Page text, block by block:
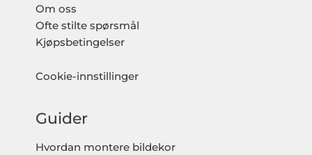
Om oss
Ofte stilte spørsmål
Kjøpsbetingelser
Cookie-innstillinger
Guider
Hvordan montere bildekor